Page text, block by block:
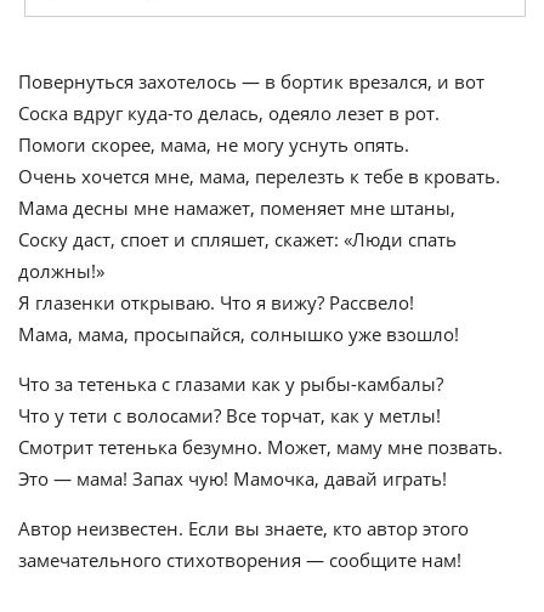
Повернуться захотелось — в бортик врезался, и вот
Соска вдруг куда-то делась, одеяло лезет в рот.
Помоги скорее, мама, не могу уснуть опять.
Очень хочется мне, мама, перелезть к тебе в кровать.
Мама десны мне намажет, поменяет мне штаны,
Соску даст, споет и спляшет, скажет: «Люди спать
должны!»
Я глазенки открываю. Что я вижу? Рассвело!
Мама, мама, просыпайся, солнышко уже взошло!
Что за тетенька с глазами как у рыбы-камбалы?
Что у тети с волосами? Все торчат, как у метлы!
Смотрит тетенька безумно. Может, маму мне позвать.
Это — мама! Запах чую! Мамочка, давай играть!
Автор неизвестен. Если вы знаете, кто автор этого
замечательного стихотворения — сообщите нам!